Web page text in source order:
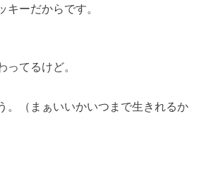
ーだからです。
てるけど。
。（まぁいいかいつまで生きれるか